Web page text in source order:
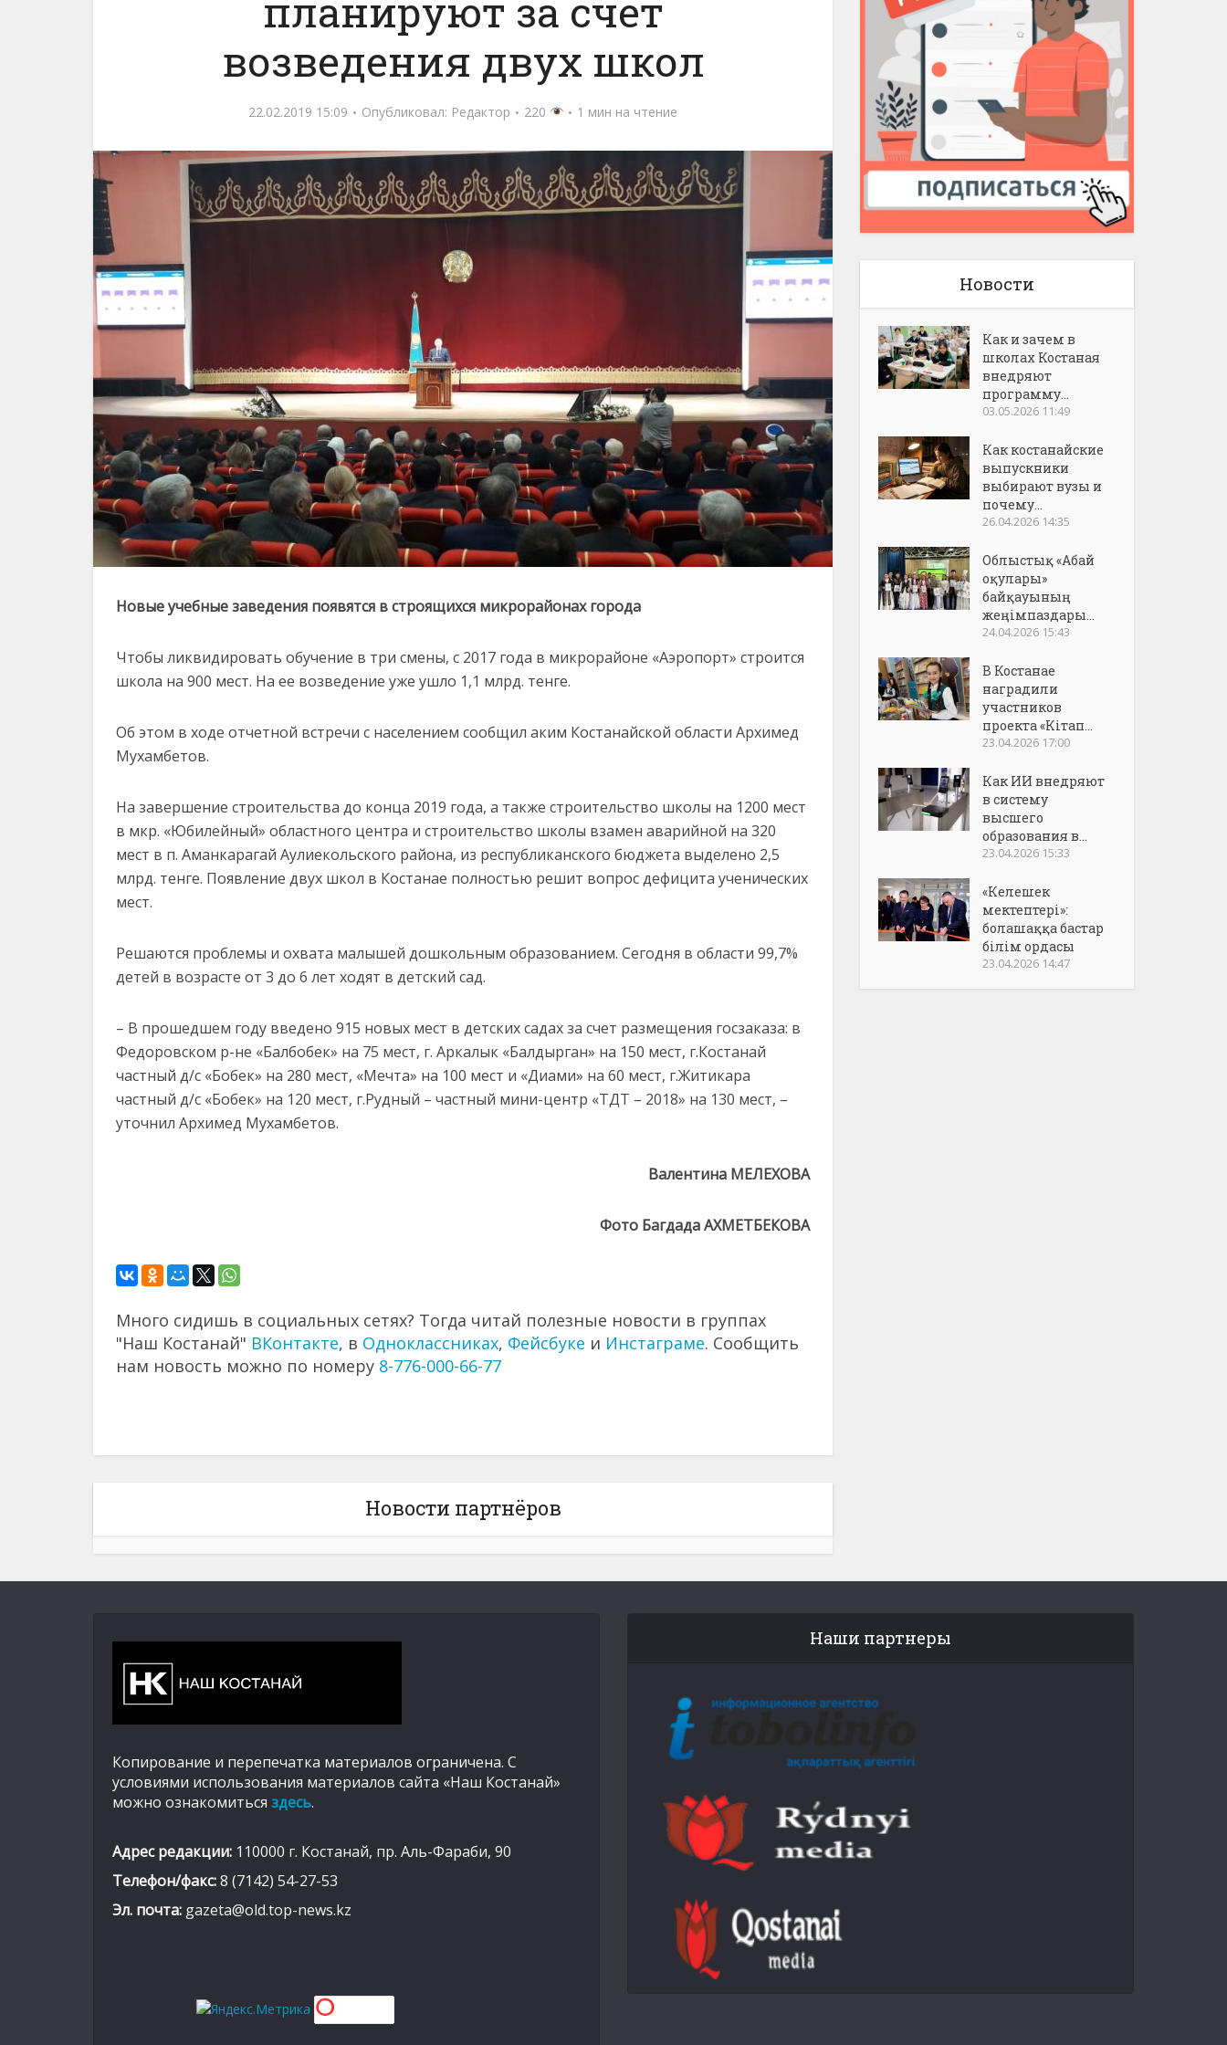
планируют за счет
возведения двух школ
22.02.2019 15:09 Опубликовал: Редактор 220 1 мин на чтение
Новые учебные заведения появятся в строящихся микрорайонах города
Чтобы ликвидировать обучение в три смены, с 2017 года в микрорайоне «Аэропорт» строится
школа на 900 мест. На ее возведение уже ушло 1,1 млрд. тенге.
Об этом в ходе отчетной встречи с населением сообщил аким Костанайской области Архимед
Мухамбетов.
На завершение строительства до конца 2019 года, а также строительство школы на 1200 мест
в мкр. «Юбилейный» областного центра и строительство школы взамен аварийной на 320
мест в п. Аманкарагай Аулиекольского района, из республиканского бюджета выделено 2,5
млрд. тенге. Появление двух школ в Костанае полностью решит вопрос дефицита ученических
мест.
Решаются проблемы и охвата малышей дошкольным образованием. Сегодня в области 99,7%
детей в возрасте от 3 до 6 лет ходят в детский сад.
– В прошедшем году введено 915 новых мест в детских садах за счет размещения госзаказа: в
Федоровском р-не «Балбобек» на 75 мест, г. Аркалык «Балдырган» на 150 мест, г.Костанай
частный д/с «Бобек» на 280 мест, «Мечта» на 100 мест и «Диами» на 60 мест, г.Житикара
частный д/с «Бобек» на 120 мест, г.Рудный – частный мини-центр «ТДТ – 2018» на 130 мест, –
уточнил Архимед Мухамбетов.
Валентина МЕЛЕХОВА
Фото Багдада АХМЕТБЕКОВА
Много сидишь в социальных сетях? Тогда читай полезные новости в группах
"Наш Костанай" ВКонтакте, в Одноклассниках, Фейсбуке и Инстаграме. Сообщить
нам новость можно по номеру 8-776-000-66-77
Новости партнёров
Новости
Как и зачем в
школах Костаная
внедряют
программу...
03.05.2026 11:49
Как костанайские
выпускники
выбирают вузы и
почему...
26.04.2026 14:35
Облыстық «Абай
оқулары»
байқауының
жеңімпаздары...
24.04.2026 15:43
В Костанае
наградили
участников
проекта «Кітап...
23.04.2026 17:00
Как ИИ внедряют
в систему
высшего
образования в...
23.04.2026 15:33
«Келешек
мектептері»:
болашаққа бастар
білім ордасы
23.04.2026 14:47
Копирование и перепечатка материалов ограничена. С
условиями использования материалов сайта «Наш Костанай»
можно ознакомиться здесь.
Адрес редакции: 110000 г. Костанай, пр. Аль-Фараби, 90
Телефон/факс:8 (7142) 54-27-53
Эл. почта: gazeta@old.top-news.kz
Наши партнеры